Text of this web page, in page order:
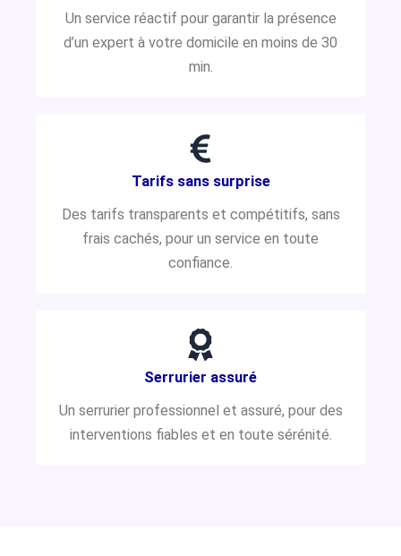
Un service réactif pour garantir la présence
d’un expert à votre domicile en moins de 30
min.
Tarifs sans surprise
Des tarifs transparents et compétitifs, sans
frais cachés, pour un service en toute
confiance.
Serrurier assuré
Un serrurier professionnel et assuré, pour des
interventions fiables et en toute sérénité.